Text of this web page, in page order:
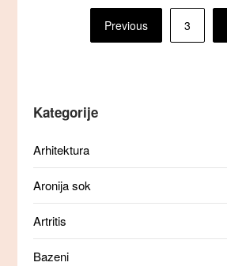
Številčenje
prispevkov
Previous 3
Kategorije
Arhitektura
Aronija sok
Artritis
Bazeni